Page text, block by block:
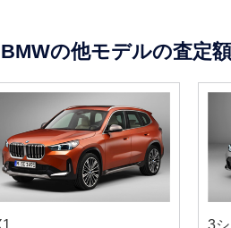
BMWの他モデルの査定額
3